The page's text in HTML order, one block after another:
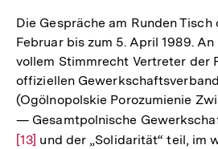
Die Gespräche am Runden Tisch
Februar bis zum 5. April 1989.
vollem Stimmrecht Vertreter der
offiziellen
(Ogölnopolskie Porozumienie
— Gesamtpolnische
[13] und der „Solidarität“ teil, im